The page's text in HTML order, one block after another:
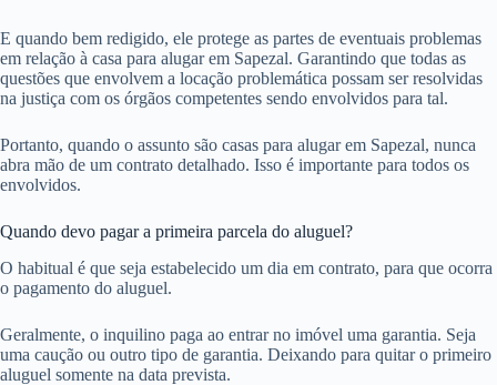
E quando bem redigido, ele protege as partes de eventuais problemas
em relação à casa para alugar em Sapezal. Garantindo que todas as
questões que envolvem a locação problemática possam ser resolvidas
na justiça com os órgãos competentes sendo envolvidos para tal.
Portanto, quando o assunto são casas para alugar em Sapezal, nunca
abra mão de um contrato detalhado. Isso é importante para todos os
envolvidos.
Quando devo pagar a primeira parcela do aluguel?
O habitual é que seja estabelecido um dia em contrato, para que ocorra
o pagamento do aluguel.
Geralmente, o inquilino paga ao entrar no imóvel uma garantia. Seja
uma caução ou outro tipo de garantia. Deixando para quitar o primeiro
aluguel somente na data prevista.